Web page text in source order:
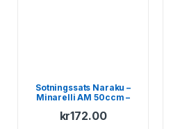
Sotningssats Naraku –
Minarelli AM 50ccm –
Keeway – Motobi – Ride –
kr172.00